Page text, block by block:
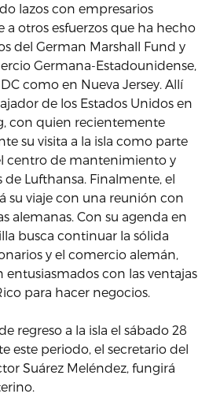
lazos con empresarios
a otros esfuerzos que ha hecho
del German Marshall Fund y
Germana-Estadounidense,
como en Nueva Jersey. Allí
de los Estados Unidos en
con quien recientemente
su visita a la isla como parte
centro de mantenimiento y
Lufthansa. Finalmente, el
su viaje con una reunión con
alemanas. Con su agenda en
busca continuar la sólida
y el comercio alemán,
con las ventajas
para hacer negocios.
regreso a la isla el sábado 28
este periodo, el secretario del
Suárez Meléndez, fungirá